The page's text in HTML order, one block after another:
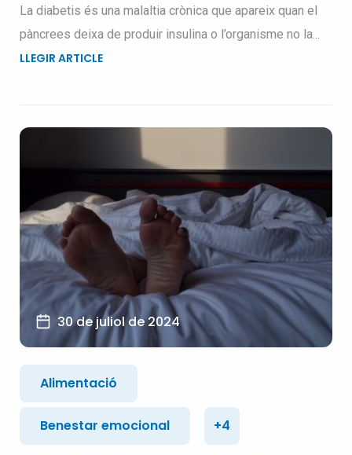
La diabetis és una malaltia crònica que apareix quan el
pàncrees deixa de produir insulina o l’organisme no la...
LLEGIR ARTICLE
30 de juliol de 2024
Alimentació
Benestar emocional +4